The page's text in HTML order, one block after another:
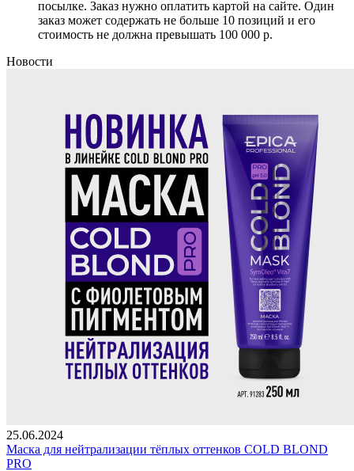
посылке. Заказ нужно оплатить картой на сайте. Один
заказ может содержать не больше 10 позиций и его
стоимость не должна превышать 100 000 р.
Новости
25.06.2024
Маска для нейтрализации тёплых оттенков COLD BLOND
PRO